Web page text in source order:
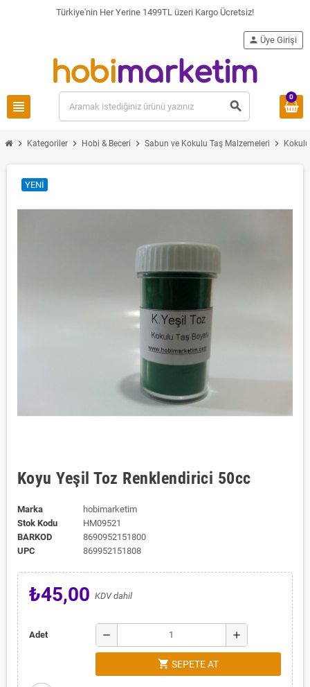
Türkiye'nin Her Yerine 1499TL üzeri Kargo Ücretsiz!
view_headline search
person Üye Girişi
0
chevron_right Kategoriler chevron_right Hobi & Beceri chevron_right Sabun ve Kokulu Taş Malzemeleri chevron_right
YENI
Koyu Yeşil Toz Renklendirici 50cc
Marka
hobimarketim
Stok Kodu
HM09521
BARKOD
8690952151800
UPC
869952151808
₺45,00 KDV dahil
Adet remove add
shopping_cart SEPETE AT